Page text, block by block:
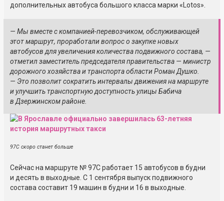
дополнительных автобуса большого класса марки «Lotos».
— Мы вместе с компанией-перевозчиком, обслуживающей
этот маршрут, проработали вопрос о закупке новых
автобусов для увеличения количества подвижного состава, —
отметил заместитель председателя правительства — министр
дорожного хозяйства и транспорта области Роман Душко.
— Это позволит сократить интервалы движения на маршруте
и улучшить транспортную доступность улицы Бабича
в Дзержинском районе.
97С скоро станет больше
Сейчас на маршруте № 97С работает 15 автобусов в будни
и десять в выходные. С 1 сентября выпуск подвижного
состава составит 19 машин в будни и 16 в выходные.